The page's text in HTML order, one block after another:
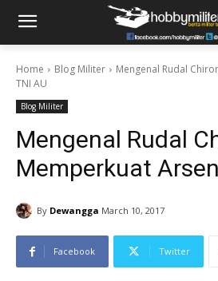
Home Blog Militer
Mengenal Rudal
TNI AU
Blog Militer
Mengenal Rudal
Memperkuat
By Dewangga March 10, 2017
Facebook Twitter